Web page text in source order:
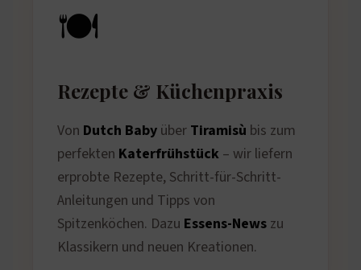
🍽️
Rezepte & Küchenpraxis
Von Dutch Baby über Tiramisù bis zum
perfekten Katerfrühstück – wir liefern
erprobte Rezepte, Schritt-für-Schritt-
Anleitungen und Tipps von
Spitzenköchen. Dazu Essens-News zu
Klassikern und neuen Kreationen.